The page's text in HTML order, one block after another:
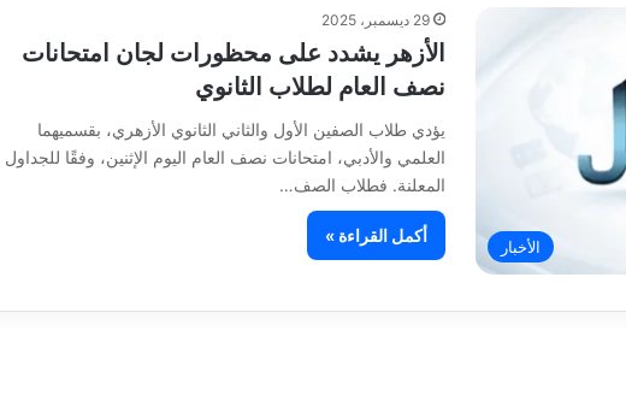
الأخبار
29 ديسمبر، 2025
الأزهر يشدد على محظورات لجان امتحانات
نصف العام لطلاب الثانوي
يؤدي طلاب الصفين الأول والثاني الثانوي الأزهري، بقسميهما
العلمي والأدبي، امتحانات نصف العام اليوم الإثنين، وفقًا للجداول
المعلنة. فطلاب الصف…
أكمل القراءة »